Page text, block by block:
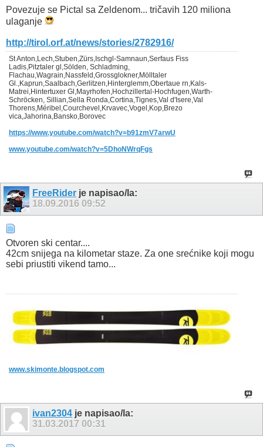
Povezuje se Pictal sa Zeldenom... tričavih 120 miliona
ulaganje
http://tirol.orf.at/news/stories/2782916/
St Anton,Lech,Stuben,Zürs,Ischgl-Samnaun,Serfaus Fiss
Ladis,Pitztaler gl,Sölden, Schladming,
Flachau,Wagrain,Nassfeld,Grossglokner,Mölltaler
Gl.,Kaprun,Saalbach,Gerlitzen,Hinterglemm,Obertaue rn,Kals-
Matrei,Hintertuxer Gl,Mayrhofen,Hochzillertal-Hochfugen,Warth-
Schröcken, Sillian,Sella Ronda,Cortina,Tignes,Val d'Isere,Val
Thorens,Méribel,Courchevel,Krvavec,Vogel,Kop,Brezo
vica,Jahorina,Bansko,Borovec
https://www.youtube.com/watch?v=b91zmV7arwU
www.youtube.com/watch?v=5DhoNWrqFgs
FreeRider je napisao/la:
18.09.2016 09:52
Otvoren ski centar....
42cm snijega na kilometar staze. Za one srećnike koji mogu
sebi priustiti vikend tamo...
www.skimonte.blogspot.com
ivan2304 je napisao/la:
31.03.2017 00:31